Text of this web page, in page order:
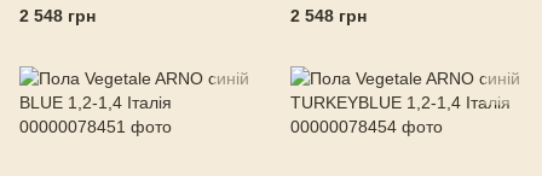
Італія
2 548 грн
Італія
2 548 грн